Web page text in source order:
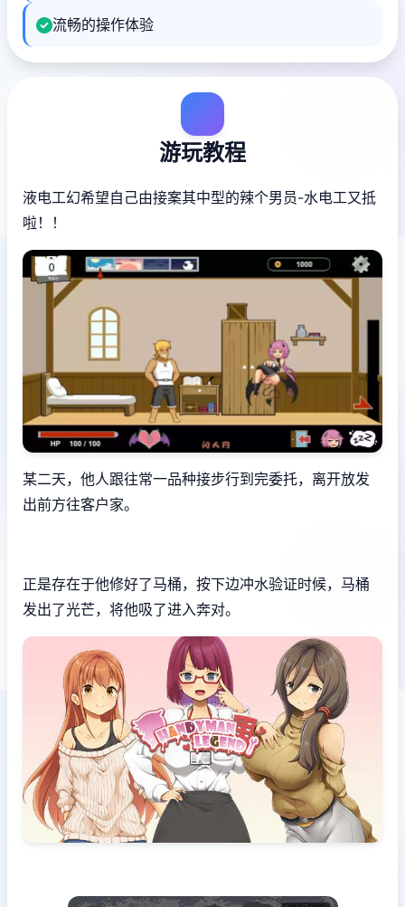
流畅的操作体验
游玩教程
液电工幻希望自己由接案其中型的辣个男员-水电工又抵
啦！！
某二天，他人跟往常一品种接步行到完委托，离开放发
出前方往客户家。
正是存在于他修好了马桶，按下边冲水验证时候，马桶
发出了光芒，将他吸了进入奔对。